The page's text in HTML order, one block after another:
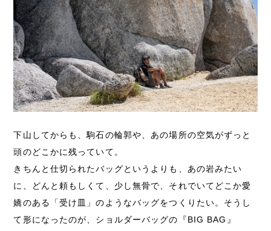
下山してからも、駒石の輪郭や、あの場所の空気がずっと
頭のどこかに残っていて。
きちんと仕切られたバッグというよりも、あの岩みたい
に、どんと頼もしくて、少し無骨で、それでいてどこか愛
嬌のある「受け皿」のようなバッグをつくりたい。そうし
て形になったのが、ショルダーバッグの『BIG BAG』